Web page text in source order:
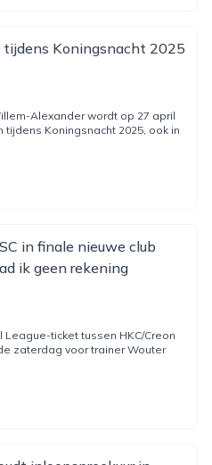
tijdens Koningsnacht 2025
Alexander wordt op 27 april
Koningsnacht 2025, ook in
in finale nieuwe club
ik geen rekening
ticket tussen HKC/Creon
zaterdag voor trainer Wouter